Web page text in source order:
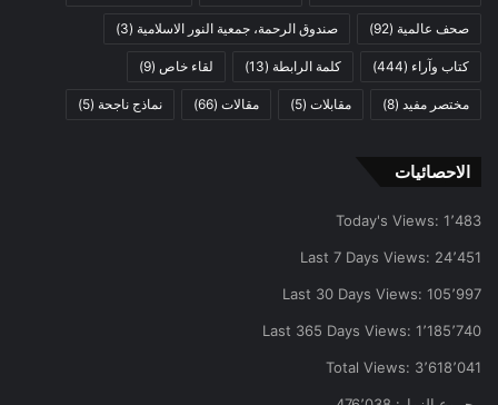
صحف عالمية (92) صندوق الرحمة، جمعية النور الاسلامية (3)
كتاب وآراء (444) كلمة الرابطة (13) لقاء خاص (9)
مختصر مفيد (8) مقابلات (5) مقالات (66) نماذج ناجحة (5)
الاحصائيات
Today's Views: 1٬483
Last 7 Days Views: 24٬451
Last 30 Days Views: 105٬997
Last 365 Days Views: 1٬185٬740
Total Views: 3٬618٬041